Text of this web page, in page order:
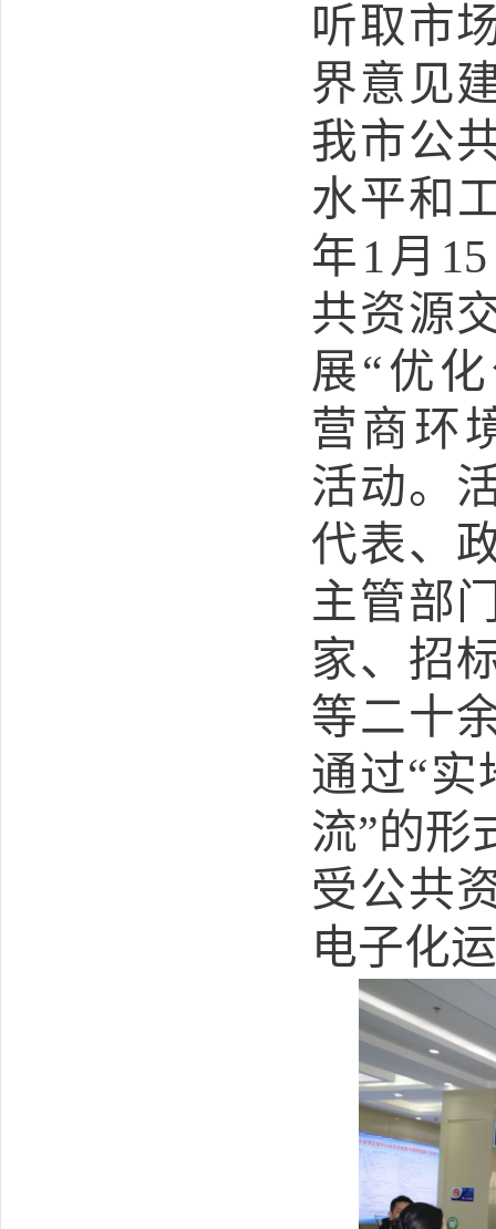
听取市
界意见
我市公
水平和
年1 月 15
共资源
展“优
营商环
活动。
代表、
主管部
家、招
等二十
通过“实
流”的形
受公共
电子化